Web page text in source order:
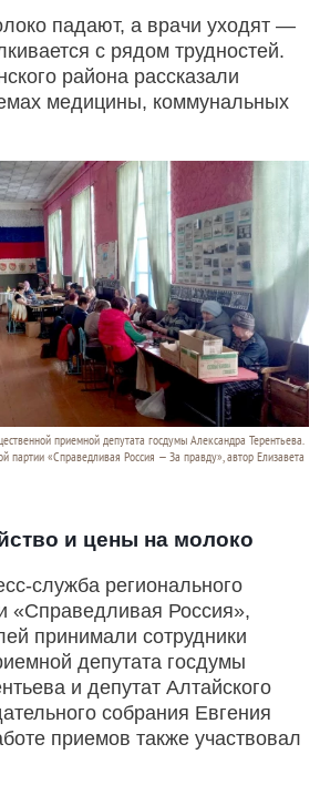
падают, а врачи уходят —
с рядом трудностей.
района рассказали
медицины, коммунальных
приемной депутата госдумы Александра Терентьева.
партии «Справедливая Россия — За правду», автор Елизавета
и цены на молоко
служба регионального
«Справедливая Россия»,
принимали сотрудники
депутата госдумы
и депутат Алтайского
собрания Евгения
приемов также участвовал